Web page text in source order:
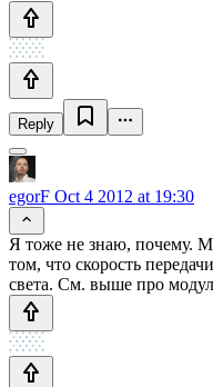
Reply
egorF Oct 4 2012 at 19:30
Я тоже не знаю, почему.
том, что скорость
света. См. выше про